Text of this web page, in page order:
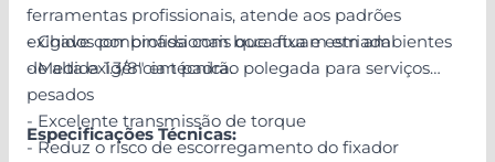
ferramentas profissionais, atende aos padrões
exigidos por profissionais que atuam em ambientes
de alta exigência técnica.
- Chave combinada com boca fixa e estriada
- Medida 1.3/8" em padrão polegada para serviços
pesados
- Excelente transmissão de torque
- Reduz o risco de escorregamento do fixador
Especificações Técnicas: